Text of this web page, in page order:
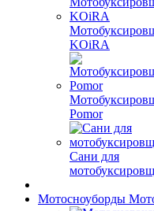
KOiRA
Pomor
Сани для
Мотосноуборды